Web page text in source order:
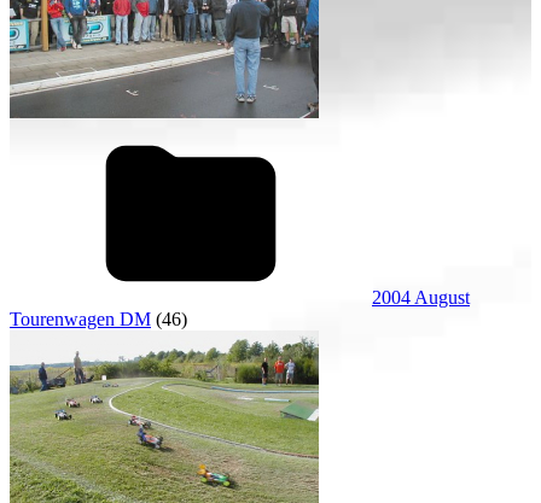
2004 August
Tourenwagen DM (46)